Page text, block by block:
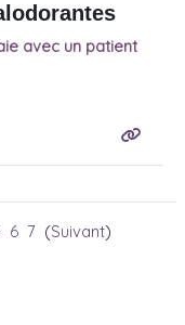
avec un patient
6 7 (Suivant)